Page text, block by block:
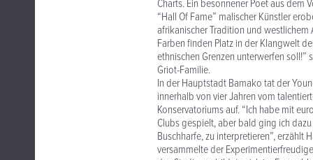
Charts. Ein besonnener Poet aus dem
“Hall Of Fame” malischer Künstler
afrikanischer Tradition und
Farben finden Platz in der Klangwelt
ethnischen Grenzen unterwerfen
Griot-Familie.
In der Hauptstadt Bamako tat der
innerhalb von vier Jahren vom
Konservatoriums auf. “Ich habe mit
Clubs gespielt, aber bald ging ich
Buschharfe, zu interpretieren”, erzählt
versammelte der